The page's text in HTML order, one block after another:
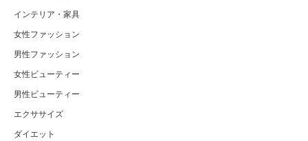
インテリア・家具
女性ファッション
男性ファッション
女性ビューティー
男性ビューティー
エクササイズ
ダイエット